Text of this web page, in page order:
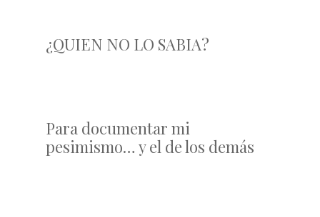
¿QUIEN NO LO SABIA?
Para documentar mi
pesimismo… y el de los demás